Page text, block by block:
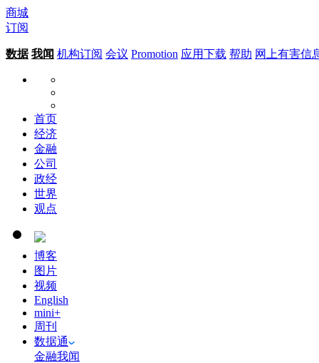
商城
订阅
数据 我闻 机构订阅 会议 Promotion 应用下载 帮助 网上有害信
首页
经济
金融
公司
政经
世界
观点
博客
图片
视频
English
mini+
周刊
数据通
金融我闻